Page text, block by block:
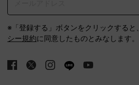
※「登録する」ボタンをクリックすると、
シー規約に同意したものとみなします。